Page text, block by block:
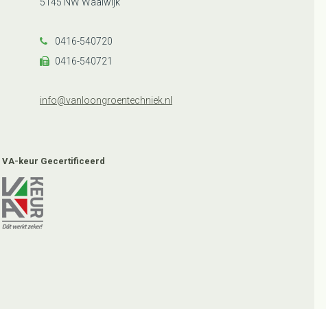
0416-540720
0416-540721
info@vanloongroentechniek.nl
VA-keur Gecertificeerd